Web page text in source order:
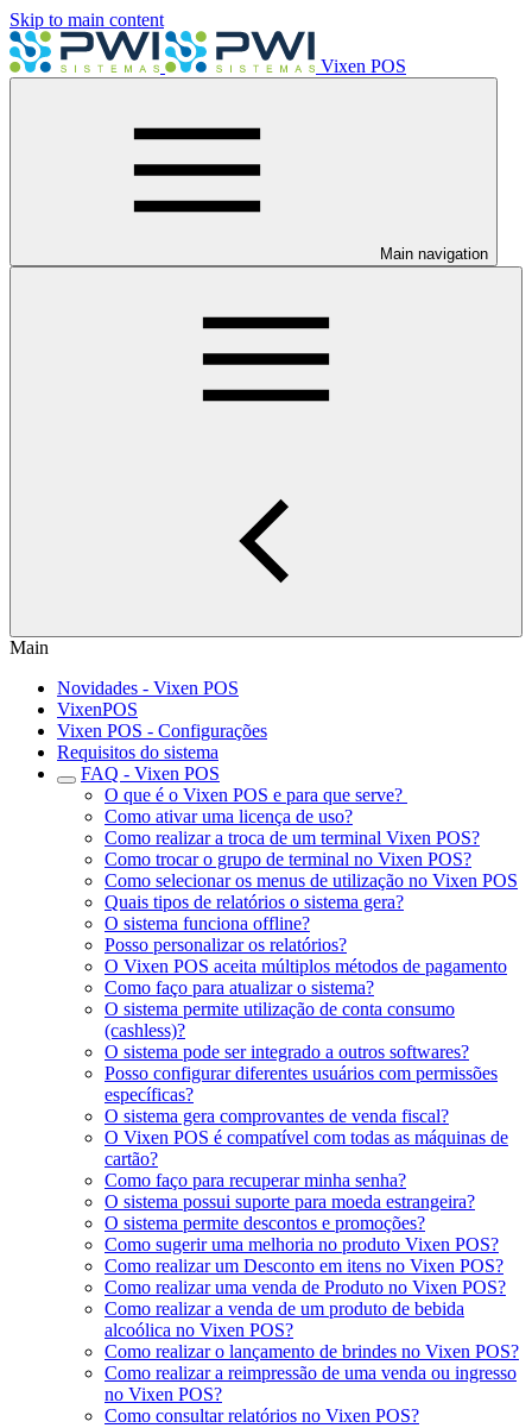
Skip to main content
Vixen POS
Main navigation
Main
Novidades - Vixen POS
VixenPOS
Vixen POS - Configurações
Requisitos do sistema
FAQ - Vixen POS
O que é o Vixen POS e para que serve?
Como ativar uma licença de uso?
Como realizar a troca de um terminal Vixen POS?
Como trocar o grupo de terminal no Vixen POS?
Como selecionar os menus de utilização no Vixen POS
Quais tipos de relatórios o sistema gera?
O sistema funciona offline?
Posso personalizar os relatórios?
O Vixen POS aceita múltiplos métodos de pagamento
Como faço para atualizar o sistema?
O sistema permite utilização de conta consumo
(cashless)?
O sistema pode ser integrado a outros softwares?
Posso configurar diferentes usuários com permissões
específicas?
O sistema gera comprovantes de venda fiscal?
O Vixen POS é compatível com todas as máquinas de
cartão?
Como faço para recuperar minha senha?
O sistema possui suporte para moeda estrangeira?
O sistema permite descontos e promoções?
Como sugerir uma melhoria no produto Vixen POS?
Como realizar um Desconto em itens no Vixen POS?
Como realizar uma venda de Produto no Vixen POS?
Como realizar a venda de um produto de bebida
alcoólica no Vixen POS?
Como realizar o lançamento de brindes no Vixen POS?
Como realizar a reimpressão de uma venda ou ingresso
no Vixen POS?
Como consultar relatórios no Vixen POS?